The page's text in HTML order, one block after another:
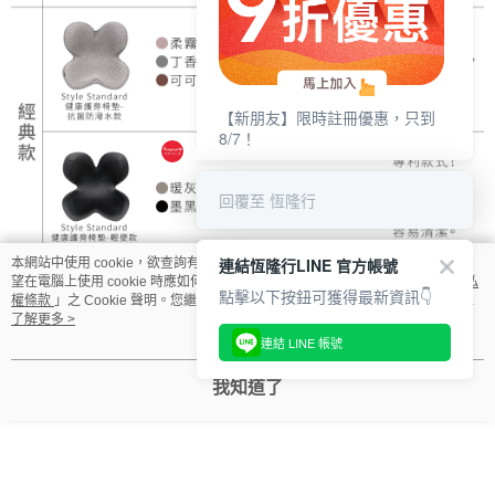
本網站中使用 cookie，欲查詢有關本網站使用 cookie 方式之詳情，及若您不希
望在電腦上使用 cookie 時應如何變更電腦的 cookie 設定，請參閱本網站「
隱私
權條款 」之 Cookie 聲明。您繼續使用本網站即表示您同意本公司得按本網站使
用條款之 Cookie 聲明使用 cookie。
了解更多 >
我知道了
【新朋友】限時註冊優惠，只到
8/7！
回覆至 恆隆行
連結恆隆行LINE 官方帳號
點擊以下按鈕可獲得最新資訊👇
連結 LINE 帳號